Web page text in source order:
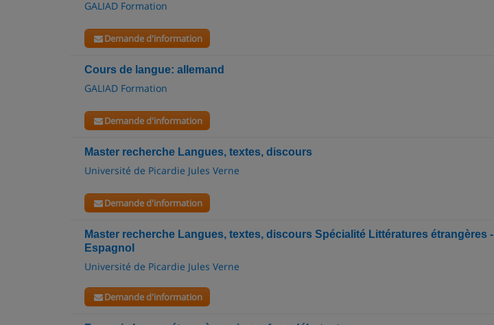
GALIAD Formation
Demande d'information
Cours de langue: allemand
GALIAD Formation
Demande d'information
Master recherche Langues, textes, discours
Université de Picardie Jules Verne
Demande d'information
Master recherche Langues, textes, discours Spécialité Littératures étrangères -
Espagnol
Université de Picardie Jules Verne
Demande d'information